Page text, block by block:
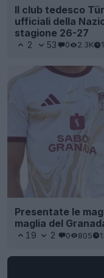
Il club tedesco
ufficiali della
stagione 26-27
2 53 0 2.3K
Presentate le
maglia del
19 2 0 805